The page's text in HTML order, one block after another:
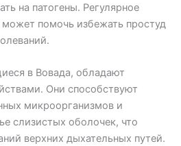
на патогены. Регулярное
может помочь избежать простуд
в Вовада, обладают
Они способствуют
микроорганизмов и
слизистых оболочек, что
верхних дыхательных путей.